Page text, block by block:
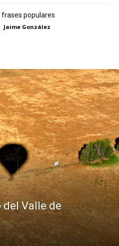
frases populares
Jaime González
del Valle de